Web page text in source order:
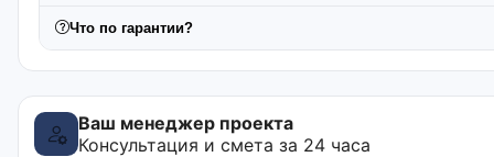
Что по гарантии?
Ваш менеджер проекта
Консультация и смета за 24 часа